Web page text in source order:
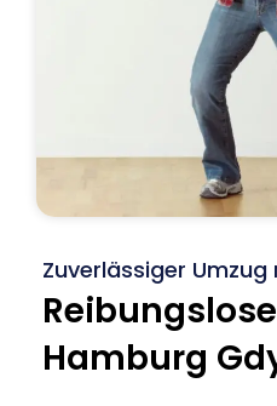
Zuverlässiger
Hamburg